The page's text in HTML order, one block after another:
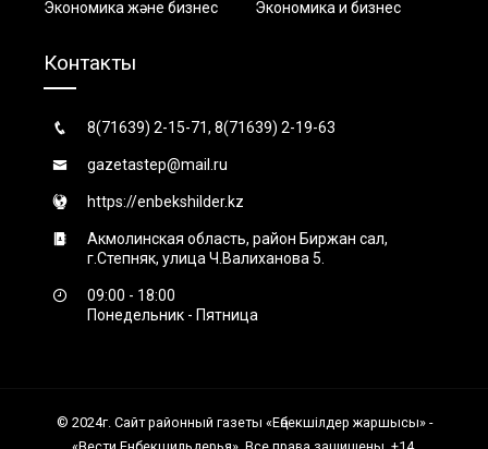
Экономика және бизнес Экономика и бизнес
Контакты
8(71639) 2-15-71, 8(71639) 2-19-63
gazetastep@mail.ru
https://enbekshilder.kz
Акмолинская область, район Биржан сал,
г.Степняк, улица Ч.Валиханова 5.
09:00 - 18:00
Понедельник - Пятница
© 2024г. Сайт районный газеты «Еңбекшiлдер жаршысы» -